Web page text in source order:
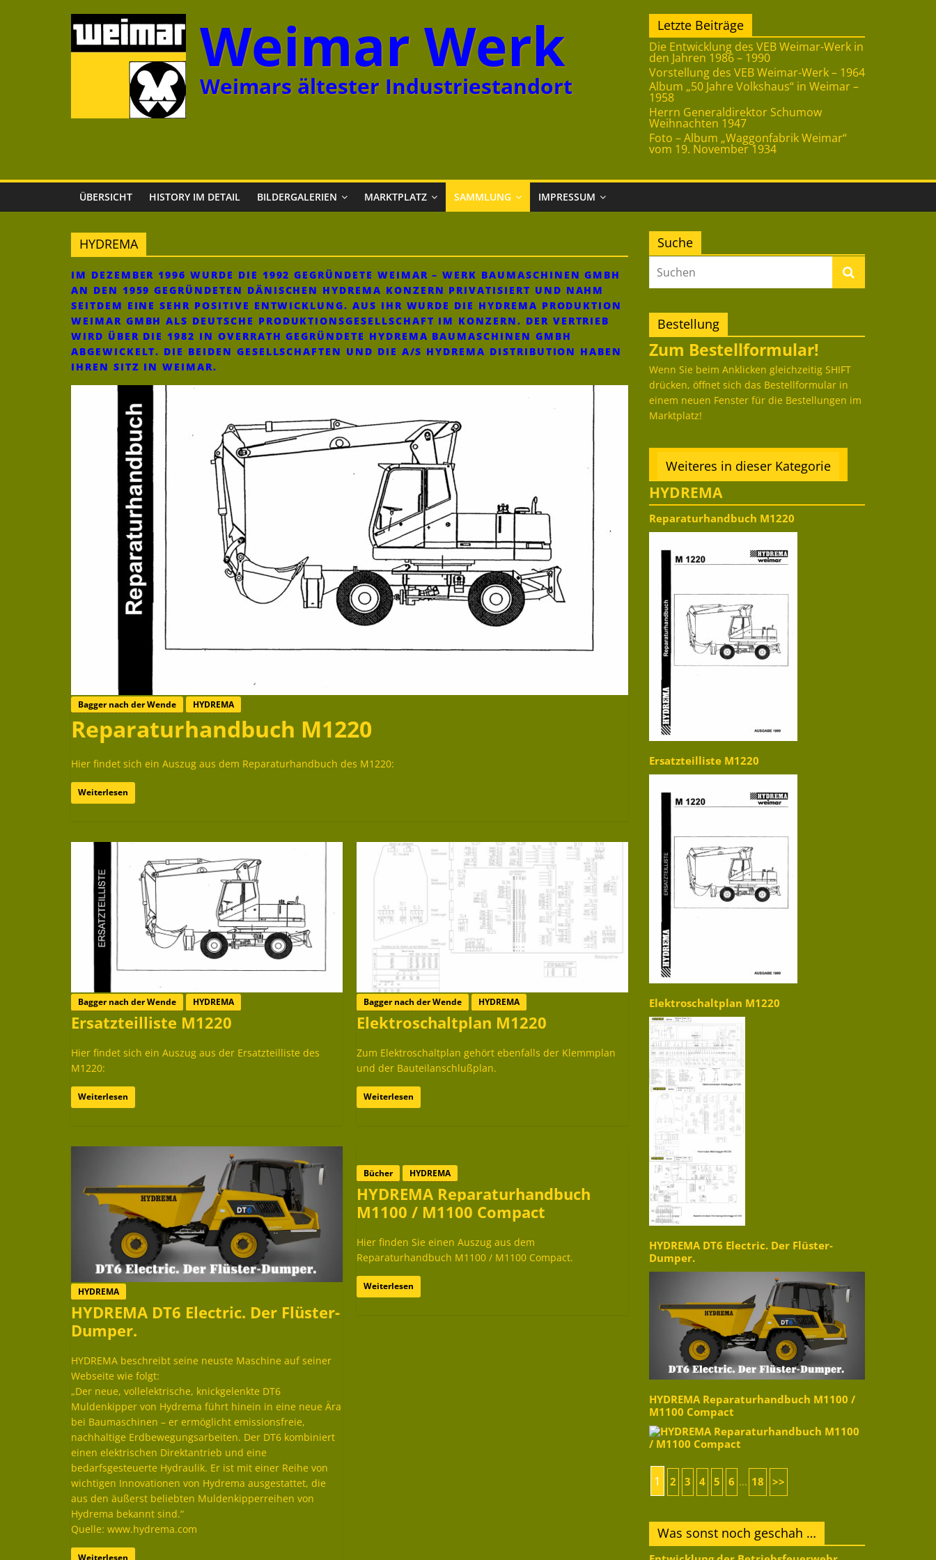
Weimar Werk
Weimars ältester Industriestandort
Letzte Beiträge
Die Entwicklung des VEB Weimar-Werk in
den Jahren 1986 – 1990
Vorstellung des VEB Weimar-Werk – 1964
Album „50 Jahre Volkshaus“ in Weimar –
1958
Herrn Generaldirektor Schumow
Weihnachten 1947
Foto – Album „Waggonfabrik Weimar“
vom 19. November 1934
ÜBERSICHT HISTORY IM DETAIL BILDERGALERIEN MARKTPLATZ SAMMLUNG IMPRESSUM
HYDREMA
IM DEZEMBER 1996 WURDE DIE 1992 GEGRÜNDETE WEIMAR – WERK BAUMASCHINEN GMBH
AN DEN 1959 GEGRÜNDETEN DÄNISCHEN HYDREMA KONZERN PRIVATISIERT UND NAHM
SEITDEM EINE SEHR POSITIVE ENTWICKLUNG. AUS IHR WURDE DIE HYDREMA PRODUKTION
WEIMAR GMBH ALS DEUTSCHE PRODUKTIONSGESELLSCHAFT IM KONZERN. DER VERTRIEB
WIRD ÜBER DIE 1982 IN OVERRATH GEGRÜNDETE HYDREMA BAUMASCHINEN GMBH
ABGEWICKELT. DIE BEIDEN GESELLSCHAFTEN UND DIE A/S HYDREMA DISTRIBUTION HABEN
IHREN SITZ IN WEIMAR.
Bagger nach der Wende HYDREMA
Reparaturhandbuch M1220
Hier findet sich ein Auszug aus dem Reparaturhandbuch des M1220:
Weiterlesen
Bagger nach der Wende HYDREMA
Ersatzteilliste M1220
Hier findet sich ein Auszug aus der Ersatzteilliste des
M1220:
Weiterlesen
Bagger nach der Wende HYDREMA
Elektroschaltplan M1220
Zum Elektroschaltplan gehört ebenfalls der Klemmplan
und der Bauteilanschlußplan.
Weiterlesen
HYDREMA
HYDREMA DT6 Electric. Der Flüster-
Dumper.
HYDREMA beschreibt seine neuste Maschine auf seiner
Webseite wie folgt:
„Der neue, vollelektrische, knickgelenkte DT6
Muldenkipper von Hydrema führt hinein in eine neue Ära
bei Baumaschinen – er ermöglicht emissionsfreie,
nachhaltige Erdbewegungsarbeiten. Der DT6 kombiniert
einen elektrischen Direktantrieb und eine
bedarfsgesteuerte Hydraulik. Er ist mit einer Reihe von
wichtigen Innovationen von Hydrema ausgestattet, die
aus den äußerst beliebten Muldenkipperreihen von
Hydrema bekannt sind.“
Quelle: www.hydrema.com
Weiterlesen
Bücher HYDREMA
HYDREMA Reparaturhandbuch
M1100 / M1100 Compact
Hier finden Sie einen Auszug aus dem
Reparaturhandbuch M1100 / M1100 Compact.
Weiterlesen
Suche
Bestellung
Zum Bestellformular!
Wenn Sie beim Anklicken gleichzeitig SHIFT
drücken, öffnet sich das Bestellformular in
einem neuen Fenster für die Bestellungen im
Marktplatz!
Weiteres in dieser Kategorie
HYDREMA
Reparaturhandbuch M1220
Ersatzteilliste M1220
Elektroschaltplan M1220
HYDREMA DT6 Electric. Der Flüster-
Dumper.
HYDREMA Reparaturhandbuch M1100 /
M1100 Compact
1 2 3 4 5 6 ... 18 >>
Was sonst noch geschah …